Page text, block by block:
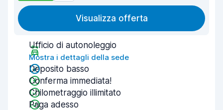
Visualizza offerta
Ufficio di autonoleggio
Mostra i dettagli della sede
Deposito basso
Conferma immediata!
Chilometraggio illimitato
Paga adesso